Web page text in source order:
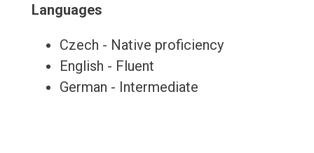
Languages
Czech - Native proficiency
English - Fluent
German - Intermediate